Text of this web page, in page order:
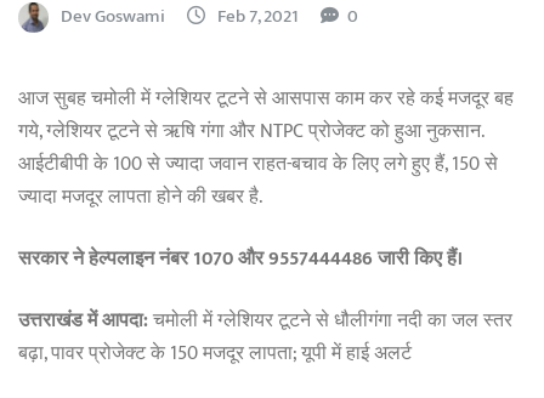
Dev Goswami Feb 7, 2021 0
आज सुबह चमोली में ग्लेशियर टूटने से आसपास काम कर रहे कई मजदूर बह
गये, ग्लेशियर टूटने से ऋषि गंगा और NTPC प्रोजेक्ट को हुआ नुकसान.
आईटीबीपी के 100 से ज्यादा जवान राहत-बचाव के लिए लगे हुए हैं, 150 से
ज्यादा मजदूर लापता होने की खबर है.
सरकार ने हेल्पलाइन नंबर 1070 और 9557444486 जारी किए हैं।
उत्तराखंड में आपदा:चमोली में ग्लेशियर टूटने से धौलीगंगा नदी का जल स्तर
बढ़ा, पावर प्रोजेक्ट के 150 मजदूर लापता; यूपी में हाई अलर्ट